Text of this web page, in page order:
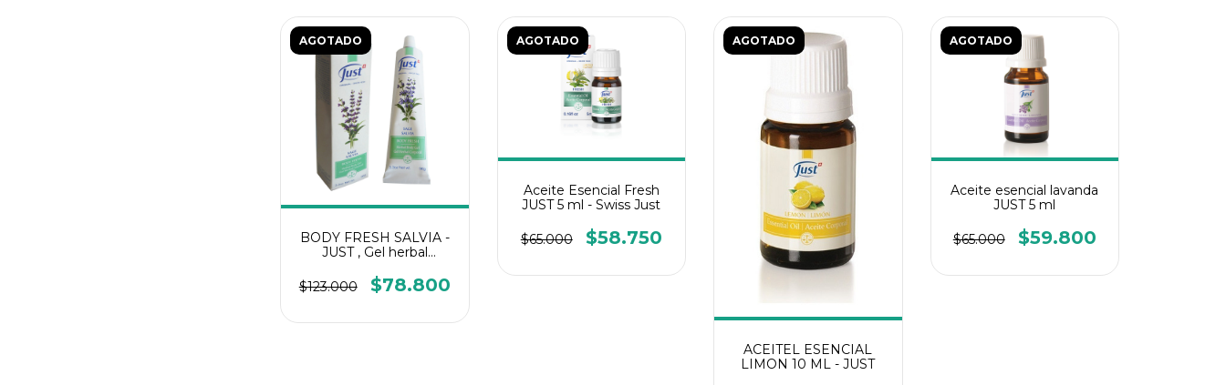
AGOTADO
BODY FRESH SALVIA -
JUST , Gel herbal
$123.000
$78.800
AGOTADO
Aceite Esencial Fresh
JUST 5 ml - Swiss Just
$65.000 $58.750
AGOTADO
ACEITEL ESENCIAL
LIMON 10 ML - JUST
AGOTADO
Aceite esencial lavanda
JUST 5 ml
$65.000 $59.800